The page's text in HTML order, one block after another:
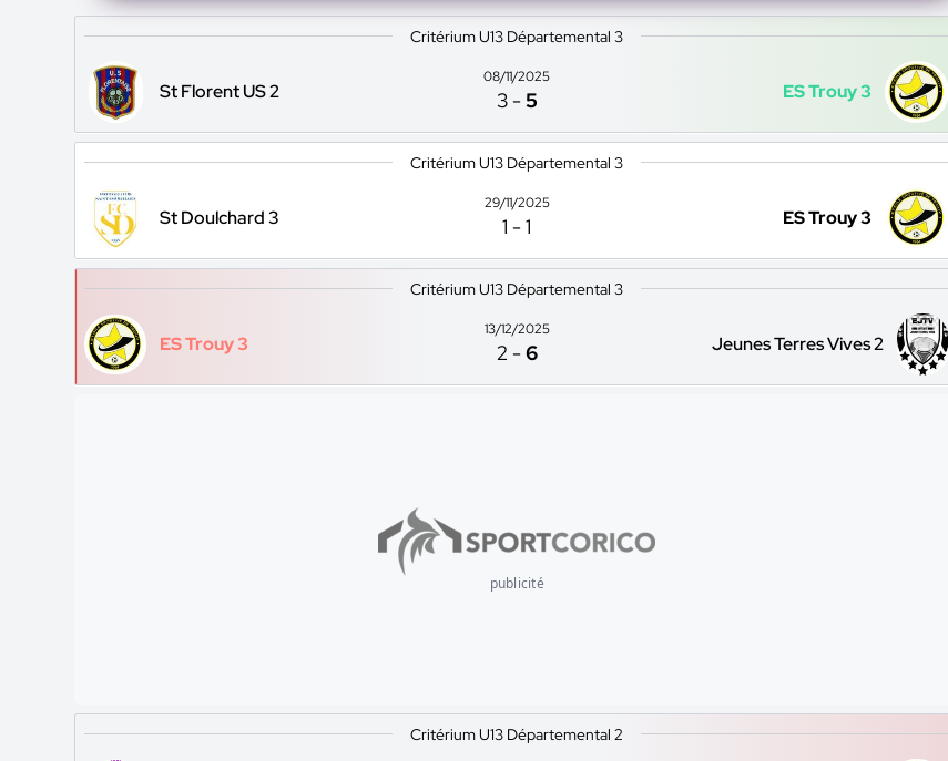
Critérium U13 Départemental 3
St Florent US 2
08/11/2025
3 -5 ES Trouy 3
Critérium U13 Départemental 3
St Doulchard 3
29/11/2025
1 -1 ES Trouy 3
Critérium U13 Départemental 3
ES Trouy 3
13/12/2025
2 -6 Jeunes Terres Vives 2
publicité
Critérium U13 Départemental 2